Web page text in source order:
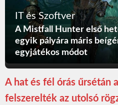
IT és Szoftver
A Mistfall Hunter első
egyik pályára máris
egyjátékos módot
A hat és fél órás űrsétán
felszerelték az utolsó